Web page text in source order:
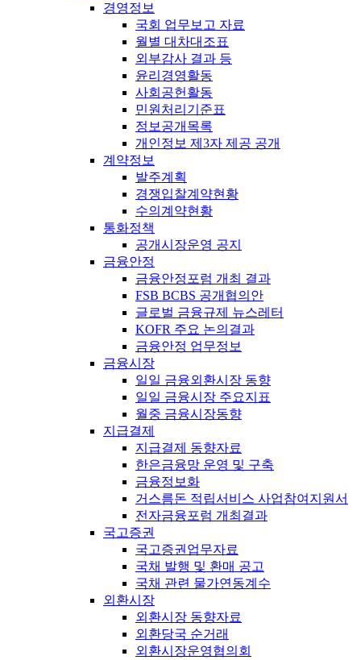
경영정보
국회 업무보고 자료
월별 대차대조표
외부감사 결과 등
윤리경영활동
사회공헌활동
민원처리기준표
정보공개목록
개인정보 제3자 제공 공개
계약정보
발주계획
경쟁입찰계약현황
수의계약현황
통화정책
공개시장운영 공지
금융안정
금융안정포럼 개최 결과
FSB BCBS 공개협의안
글로벌 금융규제 뉴스레터
KOFR 주요 논의결과
금융안정 업무정보
금융시장
일일 금융외환시장 동향
일일 금융시장 주요지표
월중 금융시장동향
지급결제
지급결제 동향자료
한은금융망 운영 및 구축
금융정보화
거스름돈 적립서비스 사업참여지원서
전자금융포럼 개최결과
국고증권
국고증권업무자료
국채 발행 및 환매 공고
국채 관련 물가연동계수
외환시장
외환시장 동향자료
외환당국 순거래
외환시장운영협의회